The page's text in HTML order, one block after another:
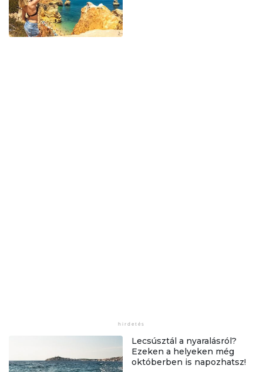
Lecsúsztál a nyaralásról?
Ezeken a helyeken még
októberben is napozhatsz!